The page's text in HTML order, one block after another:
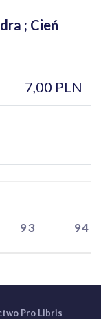
; Cień
7,00 PLN
93 94
Pro Libris